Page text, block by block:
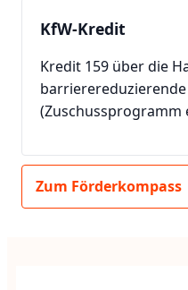
KfW-Kredit
Kredit 159 über die
(Zuschussprogramm
Zum Förderkompass